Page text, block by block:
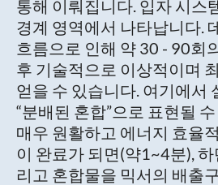
통해 이뤄집니다. 입자 시스
경계 영역에서 나타납니다.
흐름으로 인해 약 30 - 90회
후 기술적으로 이상적이며
얻을 수 있습니다. 여기에서
“분배된 혼합”으로 표현될
매우 원활하고 에너지 효율
이 완료가 되면(약1~4분),
리고 혼합물을 믹서의 배출